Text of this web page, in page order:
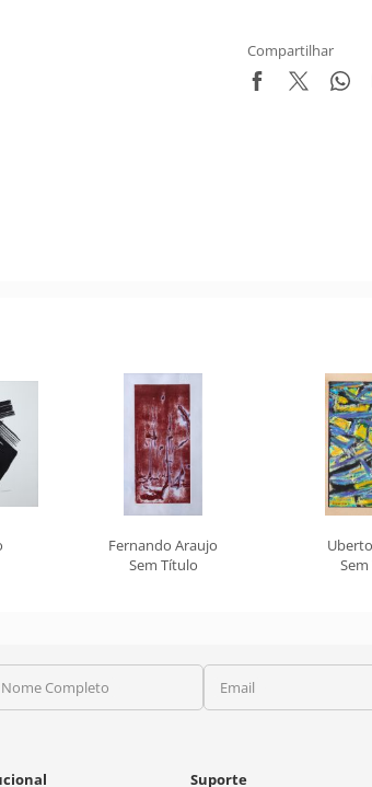
Compartilhar
Fernando Araujo
Sem Título
Nome Completo Email
Suporte